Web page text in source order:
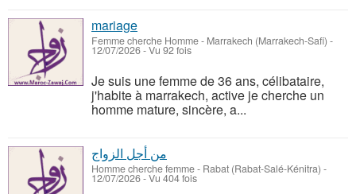
mariage
Femme cherche Homme- Marrakech (Marrakech-Safi) -
12/07/2026 - Vu 92 fois
Je suis une femme de 36 ans, célibataire,
j'habite à marrakech, active je cherche un
homme mature, sincère, a...
من أجل الزواج
Homme cherche femme- Rabat (Rabat-Salé-Kénitra) -
12/07/2026 - Vu 404 fois